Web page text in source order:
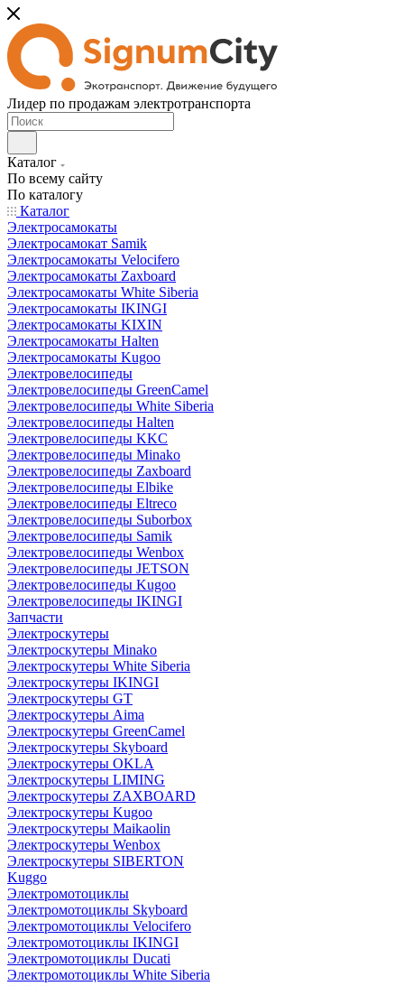
Лидер по продажам электротранспорта
Каталог
По всему сайту
По каталогу
Каталог
Электросамокаты
Электросамокат Samik
Электросамокаты Velocifero
Электросамокаты Zaxboard
Электросамокаты White Siberia
Электросамокаты IKINGI
Электросамокаты KIXIN
Электросамокаты Halten
Электросамокаты Kugoo
Электровелосипеды
Электровелосипеды GreenCamel
Электровелосипеды White Siberia
Электровелосипеды Halten
Электровелосипеды KKC
Электровелосипеды Minako
Электровелосипеды Zaxboard
Электровелосипеды Elbike
Электровелосипеды Eltreco
Электровелосипеды Suborbox
Электровелосипеды Samik
Электровелосипеды Wenbox
Электровелосипеды JETSON
Электровелосипеды Kugoo
Электровелосипеды IKINGI
Запчасти
Электроскутеры
Электроскутеры Minako
Электроскутеры White Siberia
Электроскутеры IKINGI
Электроскутеры GT
Электроскутеры Aima
Электроскутеры GreenCamel
Электроскутеры Skyboard
Электроскутеры OKLA
Электроскутеры LIMING
Электроскутеры ZAXBOARD
Электроскутеры Kugoo
Электроскутеры Maikaolin
Электроскутеры Wenbox
Электроскутеры SIBERTON
Kuggo
Электромотоциклы
Электромотоциклы Skyboard
Электромотоциклы Velocifero
Электромотоциклы IKINGI
Электромотоциклы Ducati
Электромотоциклы White Siberia